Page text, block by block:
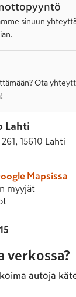
sinuun
Ota
Lahti
15610 Lahti
Mapsissa
myyjät
verkossa?
autoja